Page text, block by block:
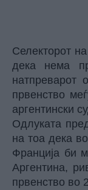
Селекторот
дека нема
натпреварот
првенство
аргентински
Одлуката
на тоа дека
Франција би
Аргентина,
првенство во